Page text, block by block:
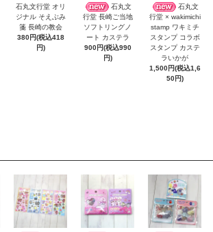
石丸文行堂 オリ
ジナル そえぶみ
箋 長崎の教会
380円(税込418
円)
石丸文
行堂 長崎ご当地
ソフトリングノ
ート カステラ
900円(税込990
円)
石丸文
行堂 × wakimichi
stamp ワキミチ
スタンプ コラボ
スタンプ カステ
ラいかが
1,500円(税込1,6
50円)